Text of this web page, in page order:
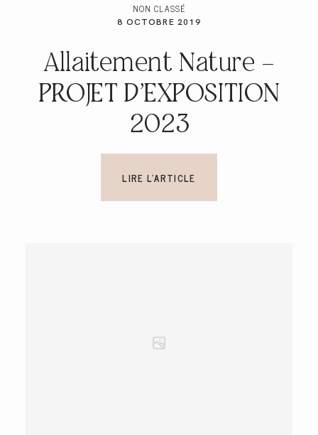
NON CLASSÉ
8 OCTOBRE 2019
Allaitement Nature –
PROJET D’EXPOSITION
2023
LIRE L'ARTICLE